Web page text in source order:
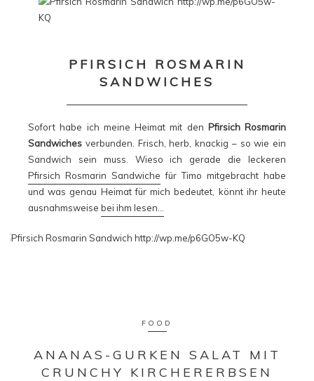
PFIRSICH ROSMARIN
SANDWICHES
Sofort habe ich meine Heimat mit den Pfirsich Rosmarin
Sandwiches verbunden. Frisch, herb, knackig – so wie ein
Sandwich sein muss. Wieso ich gerade die leckeren
Pfirsich Rosmarin Sandwiche für Timo mitgebracht habe
und was genau Heimat für mich bedeutet, könnt ihr heute
ausnahmsweise bei ihm lesen…
FOOD
ANANAS-GURKEN SALAT MIT
CRUNCHY KIRCHERERBSEN